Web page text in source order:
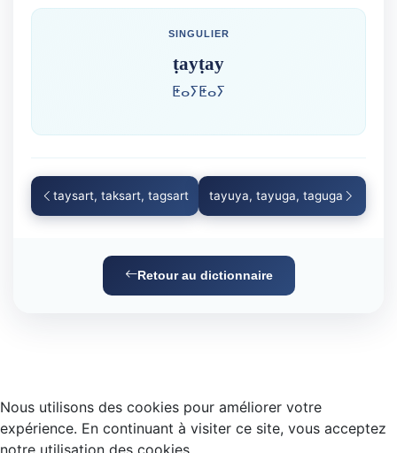
SINGULIER
ṭayṭay
ⵟⴰⵢⵟⴰⵢ
taysart, taksart, tagsart tayuya, tayuga, taguga
Retour au dictionnaire
Nous utilisons des cookies pour améliorer votre
expérience. En continuant à visiter ce site, vous acceptez
notre utilisation des cookies.